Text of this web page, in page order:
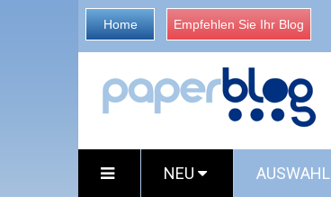
Home Empfehlen Sie Ihr Blog
NEU AUSWAHL